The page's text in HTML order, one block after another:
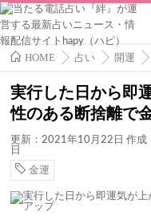
HOME 占い 開運
実行した日から即
性のある断捨離で
更新：2021年10月22日 作成
日
金運